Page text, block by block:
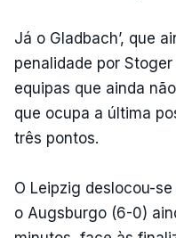
Já o Gladbach’, que
penalidade por
equipas que ainda
que ocupa a última
três pontos.
O Leipzig deslocou-se
o Augsburgo (6-0)